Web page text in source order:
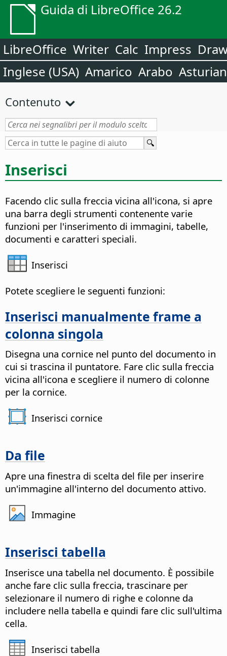
Guida di LibreOffice 26.2
LibreOffice Writer Calc Impress
Inglese (USA) Amarico Arabo
Contenuto
Inserisci
Facendo clic sulla freccia vicina all'icona, si apre
una barra degli strumenti contenente varie
funzioni per l'inserimento di immagini, tabelle,
documenti e caratteri speciali.
Inserisci
Potete scegliere le seguenti funzioni:
Inserisci manualmente frame a
colonna singola
Disegna una cornice nel punto del documento in
cui si trascina il puntatore. Fare clic sulla freccia
vicina all'icona e scegliere il numero di colonne
per la cornice.
Inserisci cornice
Da file
Apre una finestra di scelta del file per inserire
un'immagine all'interno del documento attivo.
Immagine
Inserisci tabella
Inserisce una tabella nel documento. È possibile
anche fare clic sulla freccia, trascinare per
selezionare il numero di righe e colonne da
includere nella tabella e quindi fare clic sull'ultima
cella.
Inserisci tabella